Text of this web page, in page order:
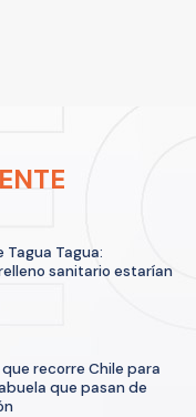
Tagua Tagua:
sanitario estarían
que recorre Chile para
que pasan de